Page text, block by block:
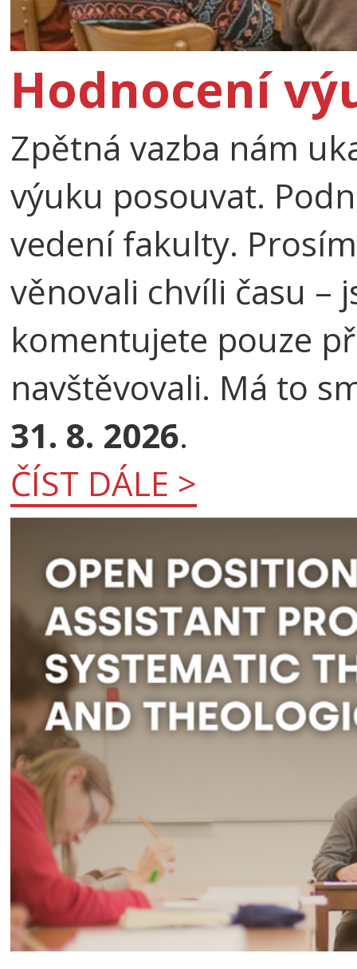
Hodnocení
Zpětná vazba nám
výuku posouvat.
vedení fakulty.
věnovali chvíli času –
komentujete pouze
navštěvovali. Má to
31. 8. 2026.
ČÍST DÁLE >